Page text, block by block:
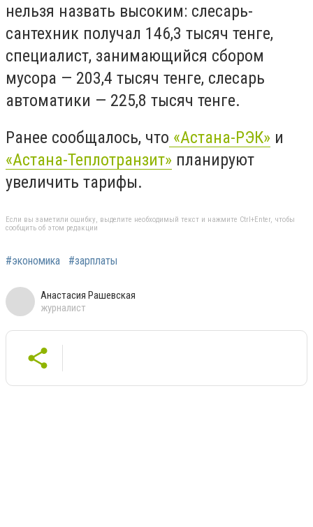
нельзя назвать высоким: слесарь-
сантехник получал 146,3 тысяч тенге,
специалист, занимающийся сбором
мусора — 203,4 тысяч тенге, слесарь
автоматики — 225,8 тысяч тенге.
Ранее сообщалось, что «Астана-РЭК» и
«Астана-Теплотранзит» планируют
увеличить тарифы.
Если вы заметили ошибку, выделите необходимый текст и нажмите Ctrl+Enter, чтобы
сообщить об этом редакции
#экономика #зарплаты
Анастасия Рашевская
журналист